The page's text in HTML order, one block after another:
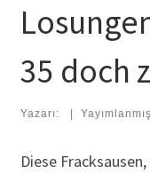
35 doch
Yazarı: Yayımlanmış
Diese